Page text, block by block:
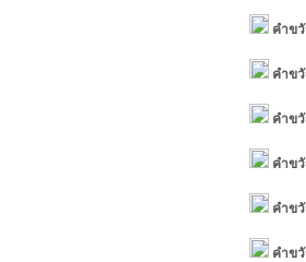
คำข
คำข
คำข
คำข
คำข
คำข